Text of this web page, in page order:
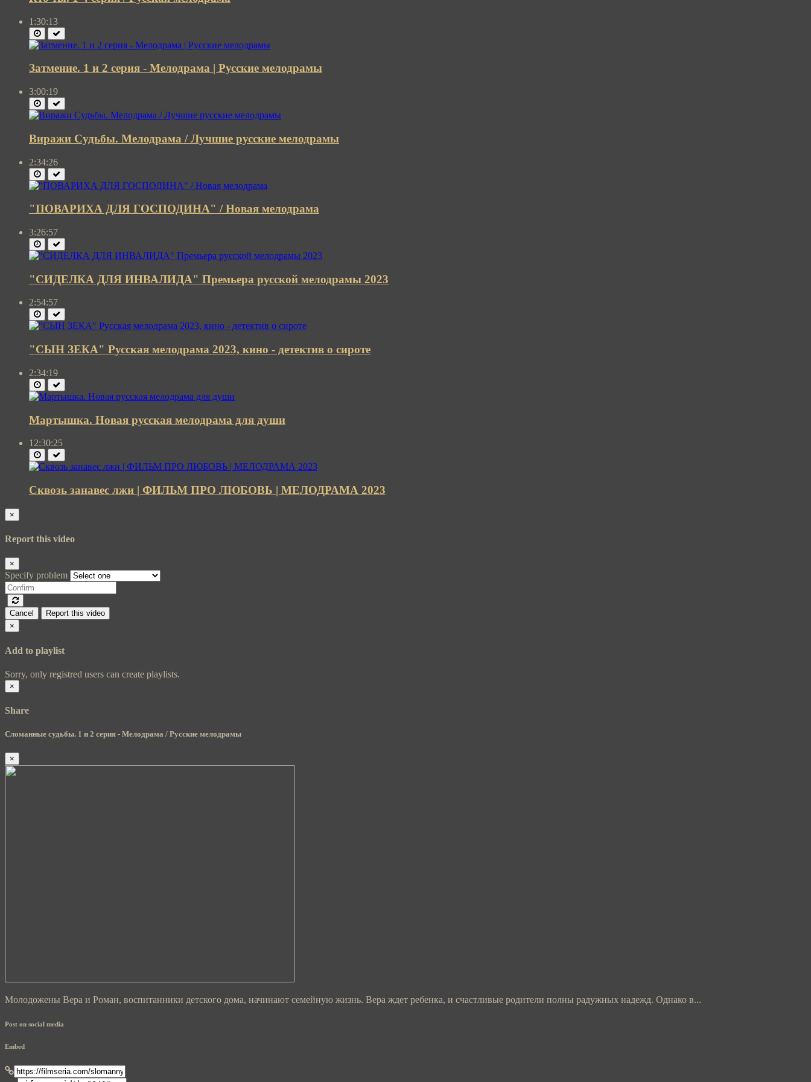
1:30:13
Затмение. 1 и 2 серия - Мелодрама | Русские мелодрамы
3:00:19
Виражи Судьбы. Мелодрама / Лучшие русские мелодрамы
2:34:26
"ПОВАРИХА ДЛЯ ГОСПОДИНА" / Новая мелодрама
3:26:57
"СИДЕЛКА ДЛЯ ИНВАЛИДА" Премьера русской мелодрамы 2023
2:54:57
"СЫН ЗЕКА" Русская мелодрама 2023, кино - детектив о сироте
2:34:19
Мартышка. Новая русская мелодрама для души
12:30:25
Сквозь занавес лжи | ФИЛЬМ ПРО ЛЮБОВЬ | МЕЛОДРАМА 2023
×
Report this video
×
Specify problem
Cancel
Report this video
×
Add to playlist
Sorry, only registred users can create playlists.
×
Share
Сломанные судьбы. 1 и 2 серия - Мелодрама / Русские мелодрамы
×
Молодожены Вера и Роман, воспитанники детского дома, начинают семейную жизнь. Вера ждет ребенка, и счастливые родители полны радужных надежд. Однако в...
Post on social media
Embed